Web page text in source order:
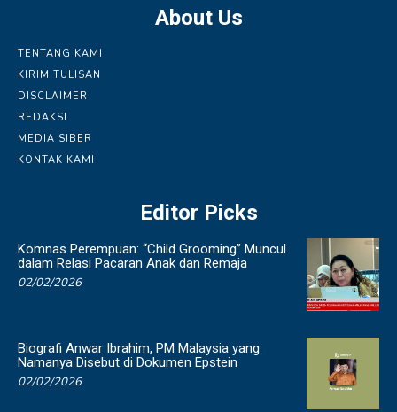
About Us
TENTANG KAMI
KIRIM TULISAN
DISCLAIMER
REDAKSI
MEDIA SIBER
KONTAK KAMI
Editor Picks
Komnas Perempuan: “Child Grooming” Muncul
dalam Relasi Pacaran Anak dan Remaja
02/02/2026
Biografi Anwar Ibrahim, PM Malaysia yang
Namanya Disebut di Dokumen Epstein
02/02/2026